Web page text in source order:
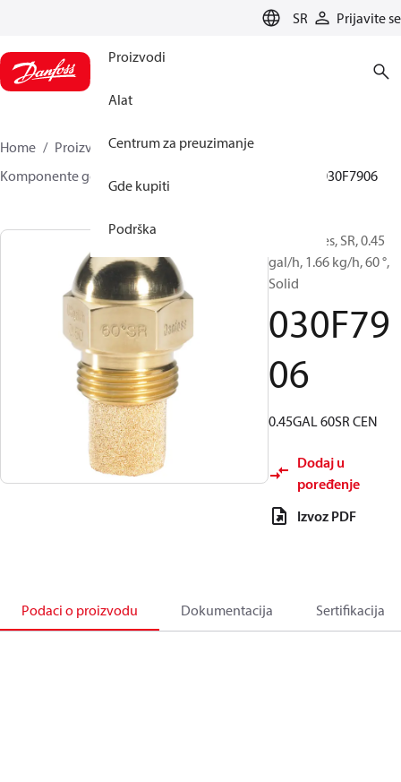
SR Prijavite se
Proizvodi
Alat
Centrum za preuzimanje
Gde kupiti
Podrška
Home Proizvodi
Climate Solutions za grejanje
Komponente gorionika
030F7906
Oil Nozzles, SR, 0.45
gal/h, 1.66 kg/h, 60 °,
Solid
030F79
06
0.45GAL 60SR CEN
Dodaj u
poređenje
Izvoz PDF
Podaci o proizvodu Dokumentacija Sertifikacija